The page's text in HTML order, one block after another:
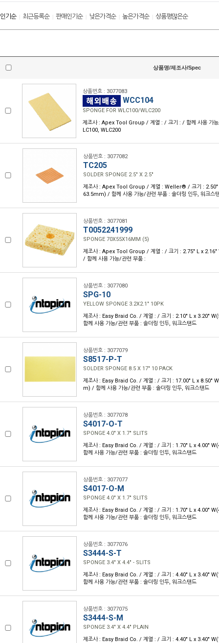
인기순| 최근등록순| 판매인기순| 낮은가격순| 높은가격순| 상품평많은순
상품명/제조사/Spec
상품번호 : 3077083
WCC104
SPONGE FOR WLC100/WLC200
제조사 : Apex Tool Group / 계열 : / 크기 : / 함께 사용 가
LC100, WLC200
상품번호 : 3077082
TC205
SOLDER SPONGE 2.5" X 2.5"
제조사 : Apex Tool Group / 계열 : Weller® / 크기 :
63.5mm) / 함께 사용 가능/관련 부품 : 솔더링 인두, 워크스
상품번호 : 3077081
T0052241999
SPONGE 70X55X16MM (5)
제조사 : Apex Tool Group / 계열 : / 크기 : 2.75" L x
/ 함께 사용 가능/관련 부품 :
상품번호 : 3077080
SPG-10
YELLOW SPONGE 3.2X2.1" 10PK
제조사 : Easy Braid Co. / 계열 : / 크기 : 2.10" L x 3.20"
함께 사용 가능/관련 부품 : 솔더링 인두, 워크스탠드
상품번호 : 3077079
S8517-P-T
SOLDER SPONGE 8.5 X 17" 10 PACK
제조사 : Easy Braid Co. / 계열 : / 크기 : 17.00" L x 8.50"
m) / 함께 사용 가능/관련 부품 : 솔더링 인두, 워크스탠드
상품번호 : 3077078
S4017-O-T
SPONGE 4.0" X 1.7" SLITS
제조사 : Easy Braid Co. / 계열 : / 크기 : 1.70" L x 4.00"
함께 사용 가능/관련 부품 : 솔더링 인두, 워크스탠드
상품번호 : 3077077
S4017-O-M
SPONGE 4.0" X 1.7" SLITS
제조사 : Easy Braid Co. / 계열 : / 크기 : 1.70" L x 4.00"
함께 사용 가능/관련 부품 : 솔더링 인두, 워크스탠드
상품번호 : 3077076
S3444-S-T
SPONGE 3.4" X 4.4" - SLITS
제조사 : Easy Braid Co. / 계열 : / 크기 : 4.40" L x 3.40"
함께 사용 가능/관련 부품 : 솔더링 인두, 워크스탠드
상품번호 : 3077075
S3444-S-M
SPONGE 3.4" X 4.4" PLAIN
제조사 : Easy Braid Co. / 계열 : / 크기 : 4.40" L x 3.40"